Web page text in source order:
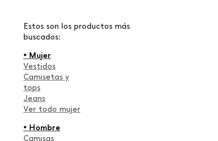
Estos son los productos más
buscados:
• Mujer
Vestidos
Camisetas y
tops
Jeans
Ver todo mujer
• Hombre
Camisas